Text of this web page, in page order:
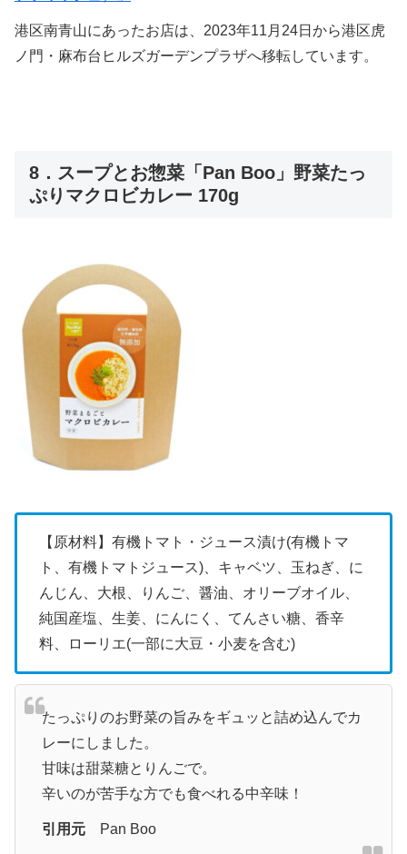
港区南青山にあったお店は、2023年11月24日から港区虎
ノ門・麻布台ヒルズガーデンプラザへ移転しています。
8．スープとお惣菜「Pan Boo」野菜たっ
ぷりマクロビカレー 170g
【原材料】有機トマト・ジュース漬け(有機トマ
ト、有機トマトジュース)、キャベツ、玉ねぎ、に
んじん、大根、りんご、醤油、オリーブオイル、
純国産塩、生姜、にんにく、てんさい糖、香辛
料、ローリエ(一部に大豆・小麦を含む)
たっぷりのお野菜の旨みをギュッと詰め込んでカ
レーにしました。
甘味は甜菜糖とりんごで。
辛いのが苦手な方でも食べれる中辛味！
引用元Pan Boo